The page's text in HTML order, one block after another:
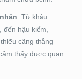
: Từ khâu
đến hậu kiểm,
căng thẳng
thấy được quan